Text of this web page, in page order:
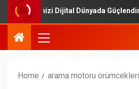
İşletmenizi Dijital Dünyada Güçlendirin
Home arama motoru örümcekleri